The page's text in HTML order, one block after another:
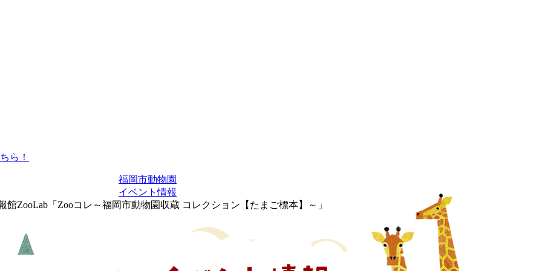
福岡市動物園
イベント情報
館ZooLab「Zooコレ～福岡市動物園収蔵 コレクション【たまご標本】～」